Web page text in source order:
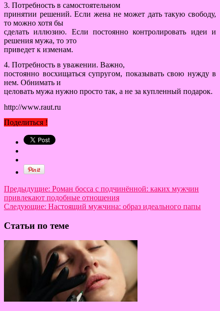
3. Потребность в самостоятельном
принятии решений. Если жена не может дать такую свободу,
то можно хотя бы
сделать иллюзию. Если постоянно контролировать идеи и
решения мужа, то это
приведет к изменам.
4. Потребность в уважении. Важно,
постоянно восхищаться супругом, показывать свою нужду в
нем. Обнимать и
целовать мужа нужно просто так, а не за купленный подарок.
http://www.raut.ru
Поделиться !
Предыдущие: Роман босса с подчинённой: каких мужчин
привлекают подобные отношения
Следующие: Настоящий мужчина: образ идеального папы
Статьи по теме